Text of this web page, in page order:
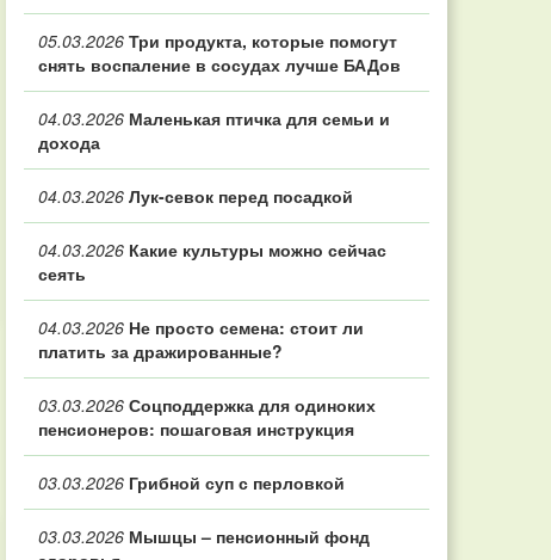
05.03.2026 Три продукта, которые помогут
снять воспаление в сосудах лучше БАДов
04.03.2026 Маленькая птичка для семьи и
дохода
04.03.2026 Лук-севок перед посадкой
04.03.2026 Какие культуры можно сейчас
сеять
04.03.2026 Не просто семена: стоит ли
платить за дражированные?
03.03.2026 Соцподдержка для одиноких
пенсионеров: пошаговая инструкция
03.03.2026 Грибной суп с перловкой
03.03.2026 Мышцы – пенсионный фонд